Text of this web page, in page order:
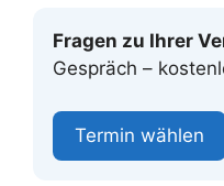
Fragen zu Ihrer
Gespräch –
Termin wählen